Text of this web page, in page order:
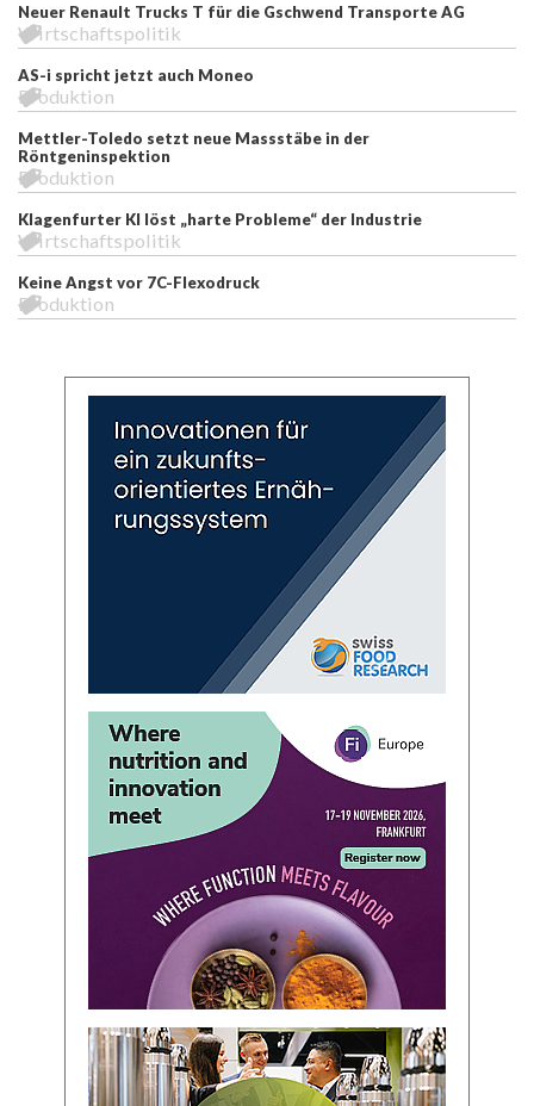
Neuer Renault Trucks T für die Gschwend Transporte AG
Wirtschaftspolitik
AS-i spricht jetzt auch Moneo
Produktion
Mettler-Toledo setzt neue Massstäbe in der
Röntgeninspektion
Produktion
Klagenfurter KI löst „harte Probleme“ der Industrie
Wirtschaftspolitik
Keine Angst vor 7C-Flexodruck
Produktion